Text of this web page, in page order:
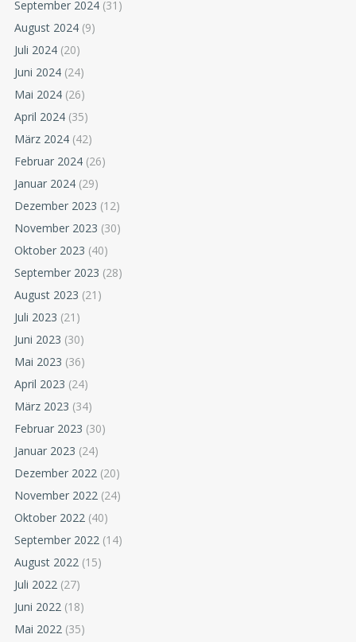
September 2024 (31)
August 2024 (9)
Juli 2024 (20)
Juni 2024 (24)
Mai 2024 (26)
April 2024 (35)
März 2024 (42)
Februar 2024 (26)
Januar 2024 (29)
Dezember 2023 (12)
November 2023 (30)
Oktober 2023 (40)
September 2023 (28)
August 2023 (21)
Juli 2023 (21)
Juni 2023 (30)
Mai 2023 (36)
April 2023 (24)
März 2023 (34)
Februar 2023 (30)
Januar 2023 (24)
Dezember 2022 (20)
November 2022 (24)
Oktober 2022 (40)
September 2022 (14)
August 2022 (15)
Juli 2022 (27)
Juni 2022 (18)
Mai 2022 (35)